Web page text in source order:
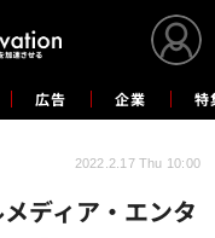
広告 企業 特
ディア・エンタ
2022.2.17 Thu 10:00